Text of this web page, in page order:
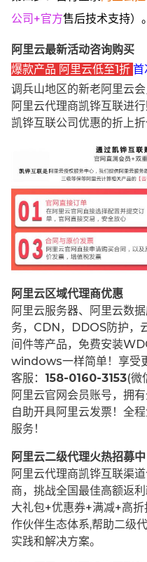
公司+官方售后技术支持）。
阿里云最新活动咨询购买
爆款产品 阿里云低至1折 首
调兵山地区的新老阿里云
阿里云代理商凯铧互联进
凯铧互联公司优惠的折上折
阿里云区域代理商优惠
阿里云服务器、阿里云数
务，CDN，DDOS防护，
间件等产品，免费安装
windows一样简单！享受
客服： 158-0160-3153(微
阿里云官网会员账号，拥
自助开具阿里云发票！全
服务！
阿里云二级代理火热招募中
阿里云代理商凯铧互联渠
商，挑战全国最佳高额返
大礼包+优惠券+满减+高
作伙伴生态体系,帮助二级
实践和解决方案。